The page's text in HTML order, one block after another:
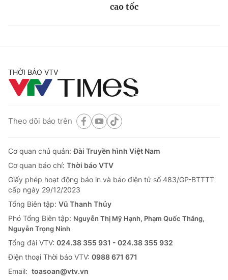
cao tốc
THỜI BÁO VTV
Theo dõi báo trên
Cơ quan chủ quản:Đài Truyền hình Việt Nam
Cơ quan báo chí: Thời báo VTV
Giấy phép hoạt động báo in và báo điện tử số 483/GP-BTTTT
cấp ngày 29/12/2023
Tổng Biên tập: Vũ Thanh Thủy
Phó Tổng Biên tập: Nguyễn Thị Mỹ Hạnh, Phạm Quốc Thắng,
Nguyễn Trọng Ninh
Tổng đài VTV: 024.38 355 931 - 024.38 355 932
Ðiện thoại Thời báo VTV: 0988 671 671
Email: toasoan@vtv.vn